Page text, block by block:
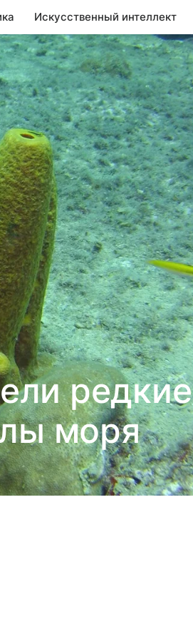
Искусственный интеллект
редкие
моря